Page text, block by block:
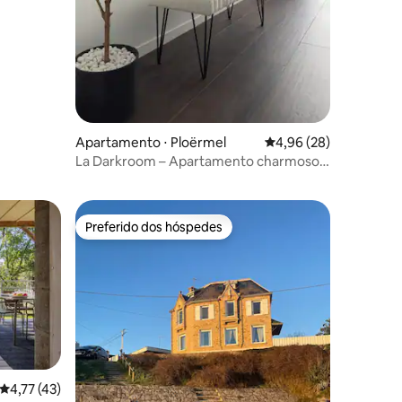
Apartamento ⋅ Ploërmel 4,96 de uma
4,96 (28)
La Darkroom – Apartamento charmoso
4,77 de uma avaliação média de 5, 43 avaliações
4,77 (43)
Preferido dos hóspedes
Preferido dos hóspedes